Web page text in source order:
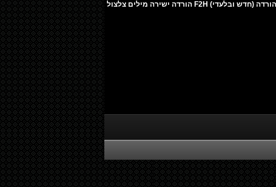
שרין - מחר בלעדיך מיני אלבום להורדה (חדש ובלעדי) F2H הורדה ישירה מילים צלצול